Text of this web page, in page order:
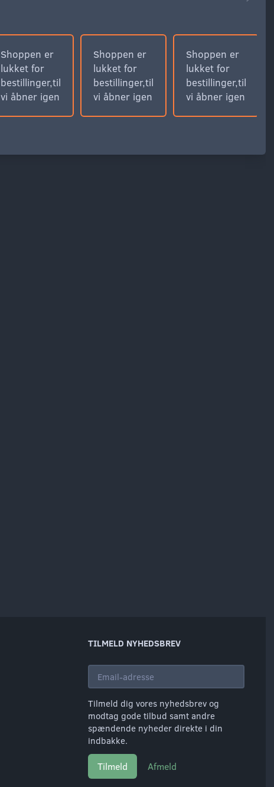
Shoppen er
lukket for
bestillinger,til
vi åbner igen
Shoppen er
lukket for
bestillinger,til
vi åbner igen
Shoppen er
lukket for
bestillinger,til
vi åbner igen
TILMELD NYHEDSBREV
adresse
Tilmeld dig vores nyhedsbrev og
modtag gode tilbud samt andre
spændende nyheder direkte i din
indbakke.
Tilmeld Afmeld